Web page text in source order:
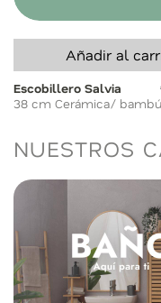
Añadir al
Escobillero Salvia
38 cm Cerámica/ bambú
NUESTROS